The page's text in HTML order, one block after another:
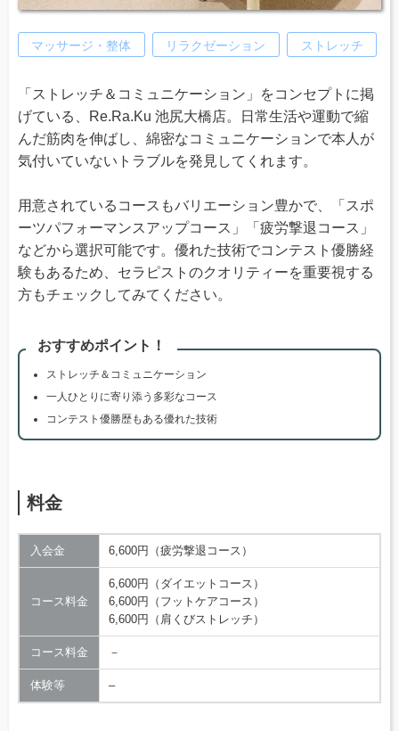
マッサージ・整体 リラクゼーション ストレッチ
「ストレッチ＆コミュニケーション」をコンセプトに掲
げている、Re.Ra.Ku 池尻大橋店。日常生活や運動で縮
んだ筋肉を伸ばし、綿密なコミュニケーションで本人が
気付いていないトラブルを発見してくれます。
用意されているコースもバリエーション豊かで、「スポ
ーツパフォーマンスアップコース」「疲労撃退コース」
などから選択可能です。優れた技術でコンテスト優勝経
験もあるため、セラピストのクオリティーを重要視する
方もチェックしてみてください。
おすすめポイント！
ストレッチ＆コミュニケーション
一人ひとりに寄り添う多彩なコース
コンテスト優勝歴もある優れた技術
料金
入会金 6,600円（疲労撃退コース）
コース料金
6,600円（ダイエットコース）
6,600円（フットケアコース）
6,600円（肩くびストレッチ）
コース料金 －
体験等 –